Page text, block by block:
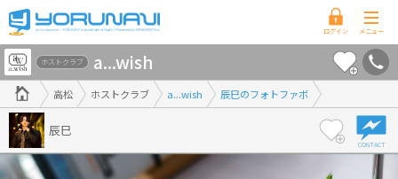
香
川
県
版
高松 ホストクラブ a...wish 辰巳のフォトファボ
ホストクラブ a...wish
辰巳